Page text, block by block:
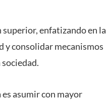
enfatizando en la
y consolidar mecanismos
asumir con mayor